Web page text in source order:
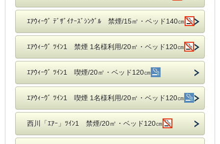
ｴｱｳｨｰｳﾞ ﾃﾞｻﾞｲﾅｰｽﾞｼﾝｸﾞﾙ 禁煙/15㎡・ベッド140㎝
ｴｱｳｨｰｳﾞ ﾂｲﾝ1 禁煙 1名様利用/20㎡・ベッド120㎝
ｴｱｳｨｰｳﾞ ﾂｲﾝ1 喫煙/20㎡・ベッド120㎝
ｴｱｳｨｰｳﾞ ﾂｲﾝ1 喫煙 1名様利用/20㎡・ベッド120㎝
西川「ｴｱｰ」ﾂｲﾝ1 禁煙/20㎡・ベッド120㎝